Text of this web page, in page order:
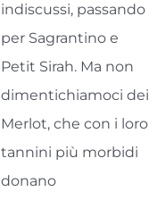
indiscussi, passando
per Sagrantino e
Petit Sirah. Ma non
dimentichiamoci dei
Merlot, che con i loro
tannini più morbidi
donano